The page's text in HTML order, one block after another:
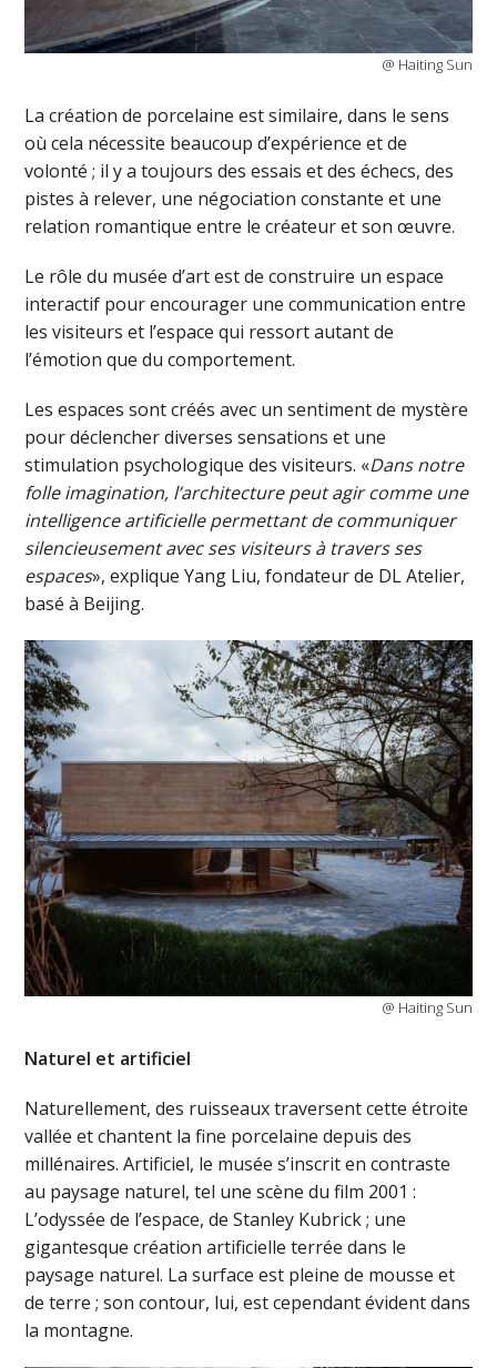
@ Haiting Sun
La création de porcelaine est similaire, dans le sens
où cela nécessite beaucoup d’expérience et de
volonté ; il y a toujours des essais et des échecs, des
pistes à relever, une négociation constante et une
relation romantique entre le créateur et son œuvre.
Le rôle du musée d’art est de construire un espace
interactif pour encourager une communication entre
les visiteurs et l’espace qui ressort autant de
l’émotion que du comportement.
Les espaces sont créés avec un sentiment de mystère
pour déclencher diverses sensations et une
stimulation psychologique des visiteurs. «Dans notre
folle imagination, l’architecture peut agir comme une
intelligence artificielle permettant de communiquer
silencieusement avec ses visiteurs à travers ses
espaces», explique Yang Liu, fondateur de DL Atelier,
basé à Beijing.
@ Haiting Sun
Naturel et artificiel
Naturellement, des ruisseaux traversent cette étroite
vallée et chantent la fine porcelaine depuis des
millénaires. Artificiel, le musée s’inscrit en contraste
au paysage naturel, tel une scène du film 2001 :
L’odyssée de l’espace, de Stanley Kubrick ; une
gigantesque création artificielle terrée dans le
paysage naturel. La surface est pleine de mousse et
de terre ; son contour, lui, est cependant évident dans
la montagne.